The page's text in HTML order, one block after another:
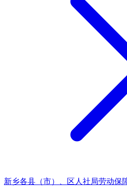
新乡各县（市）、区人社局劳动保